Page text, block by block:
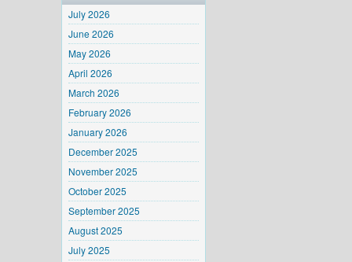
July 2026
June 2026
May 2026
April 2026
March 2026
February 2026
January 2026
December 2025
November 2025
October 2025
September 2025
August 2025
July 2025